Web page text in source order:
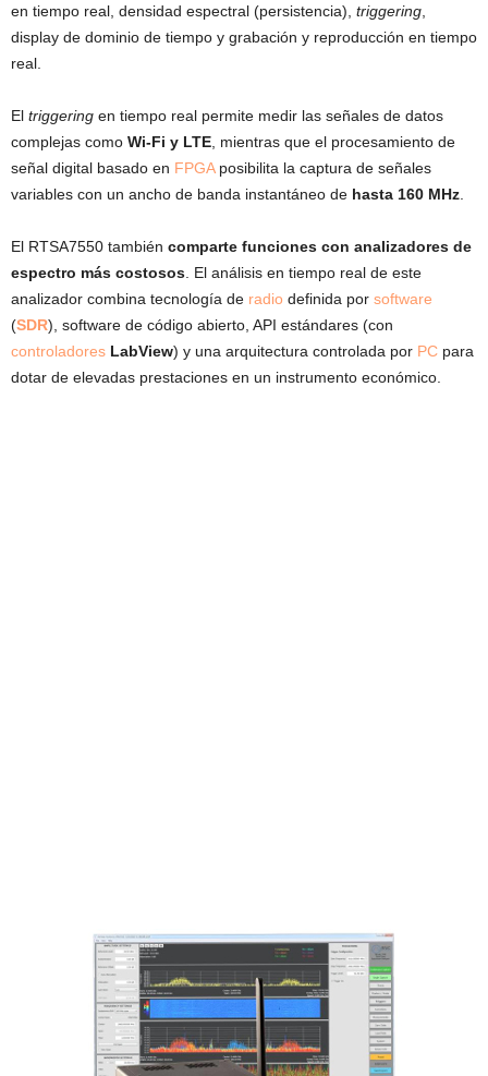
en tiempo real, densidad espectral (persistencia), triggering
display de dominio de tiempo y grabación y reproducción en tiempo
real.
El triggering en tiempo real permite medir las señales de datos
complejas como Wi-Fi y LTE , mientras que el procesamiento de
señal digital basado en FPGAposibilita la captura de señales
variables con un ancho de banda instantáneo de hasta 160 MHz
El RTSA7550 también comparte funciones con analizadores de
espectro más costosos . El análisis en tiempo real de este
analizador combina tecnología de radio definida por software
(SDR), software de código abierto, API estándares (con
controladores LabView) y una arquitectura controlada por PC para
dotar de elevadas prestaciones en un instrumento económico.